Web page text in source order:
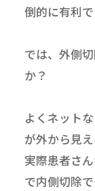
倒的に有利で
では、外側
か？
よくネット
が外から見え
実際患者さ
で内側切除